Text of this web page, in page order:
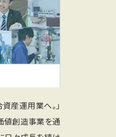
産運用業へ。」
値創造事業を通